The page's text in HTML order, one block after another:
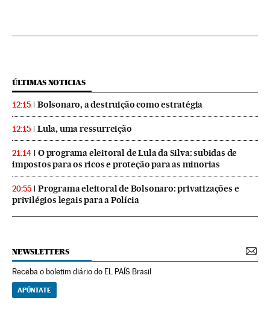
ÚLTIMAS NOTICIAS
12:15 Bolsonaro, a destruição como estratégia
12:15 Lula, uma ressurreição
21:14
O programa eleitoral de Lula da Silva: subidas de
impostos para os ricos e proteção para as minorias
20:55
Programa eleitoral de Bolsonaro: privatizações e
privilégios legais para a Polícia
NEWSLETTERS
Receba o boletim diário do EL PAÍS Brasil
APÚNTATE